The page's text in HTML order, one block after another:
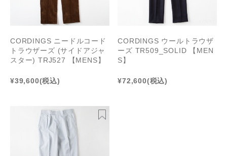
CORDINGS ニードルコード
トラウザーズ (サイドアジャ
スター) TRJ527 【MENS】
¥39,600(税込)
CORDINGS ウールトラウザ
ーズ TR509_SOLID 【MEN
S】
¥72,600(税込)